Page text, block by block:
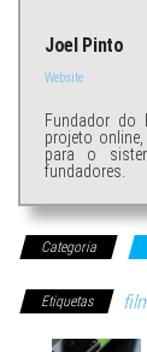
Joel Pinto
Website
Fundador do
projeto
para o
fundadores.
Categoria
Etiquetas